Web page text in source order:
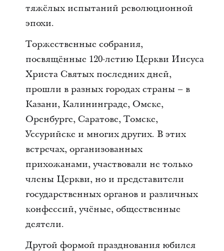
тяжёлых испытаний революционной
эпохи.
Торжественные собрания,
посвящённые 120-летию Церкви Иисуса
Христа Святых последних дней,
прошли в разных городах страны – в
Казани, Калининграде, Омске,
Оренбурге, Саратове, Томске,
Уссурийске и многих других. В этих
встречах, организованных
прихожанами, участвовали не только
члены Церкви, но и представители
государственных органов и различных
конфессий, учёные, общественные
деятели.
Другой формой празднования юбилея